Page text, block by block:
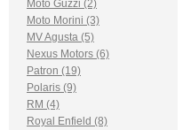
Moto Guzzi (2)
Moto Morini (3)
MV Agusta (5)
Nexus Motors (6)
Patron (19)
Polaris (9)
RM (4)
Royal Enfield (8)